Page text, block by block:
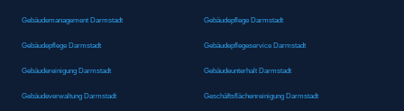
Gebäudemanagement Darmstadt Gebäudepflege Darmstadt
Gebäudepflege Darmstadt Gebäudepflegeservice Darmstadt
Gebäudereinigung Darmstadt Gebäudeunterhalt Darmstadt
Gebäudeverwaltung Darmstadt Geschäftsflächenreinigung Darmstadt